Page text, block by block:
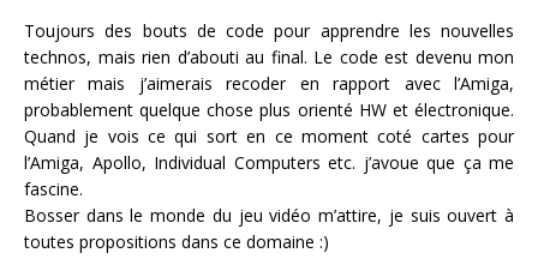
Toujours des bouts de code pour apprendre les nouvelles
technos, mais rien d’abouti au final. Le code est devenu mon
métier mais j’aimerais recoder en rapport avec l’Amiga,
probablement quelque chose plus orienté HW et électronique.
Quand je vois ce qui sort en ce moment coté cartes pour
l’Amiga, Apollo, Individual Computers etc. j’avoue que ça me
fascine.
Bosser dans le monde du jeu vidéo m’attire, je suis ouvert à
toutes propositions dans ce domaine :)